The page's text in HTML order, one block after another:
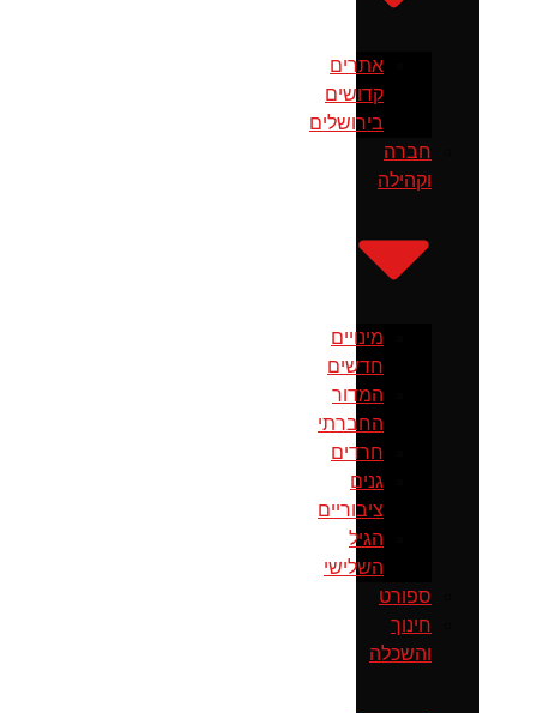
אתרים
קדושים
בירושלים
חברה
וקהילה
מינויים
חדשים
המדור
החברתי
חרדים
גנים
ציבוריים
הגיל
השלישי
ספורט
חינוך
והשכלה